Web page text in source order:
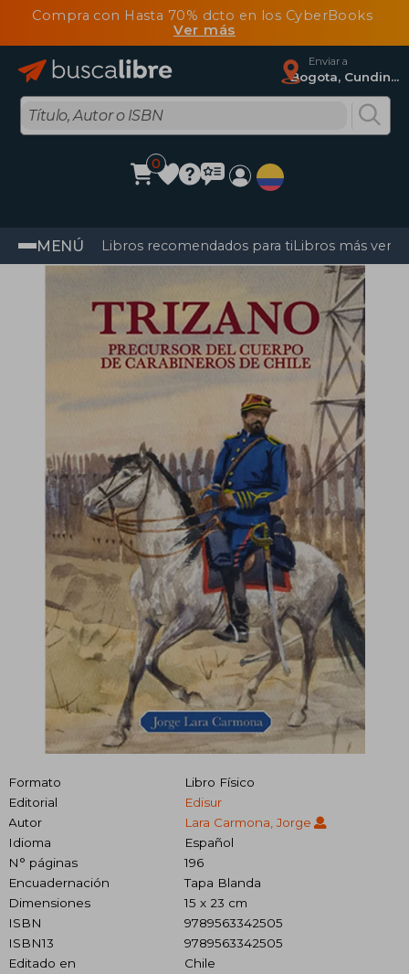
Compra con Hasta 70% dcto en los CyberBooks
Ver más
Enviar a
Bogota, Cundinamarca
0
MENÚ Libros recomendados para tiLibros más
Formato
Libro Físico
Editorial
Edisur
Autor
Lara Carmona, Jorge
Idioma
Español
N° páginas
196
Encuadernación
Tapa Blanda
Dimensiones
15 x 23 cm
ISBN
9789563342505
ISBN13
9789563342505
Editado en
Chile